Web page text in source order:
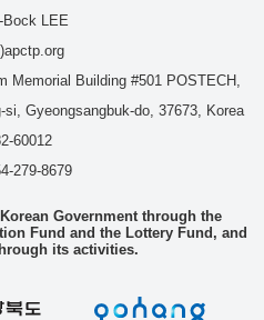
Bock LEE
Memorial Building #501 POSTECH,
Gyeongsangbuk-do, 37673, Korea
60012
279-8679
Government through the
Fund and the Lottery Fund, and
its activities.